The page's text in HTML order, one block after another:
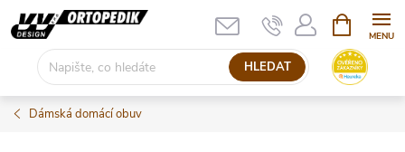
Přejít
na
HLEDAT
NÁKUPNÍ
KOŠÍK
Dámská domácí obuv